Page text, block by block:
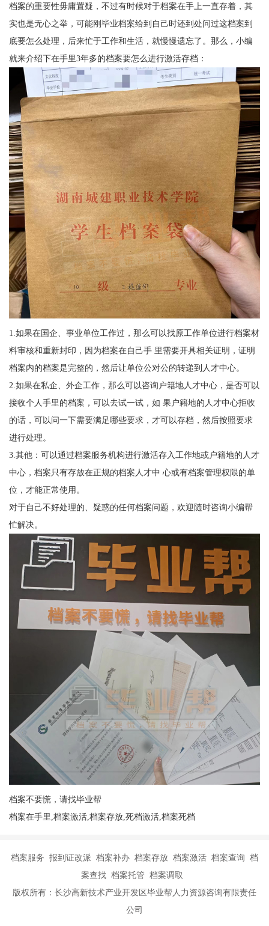
档案的重要性毋庸置疑，不过有时候对于档案在手上一直存着，其
实也是无心之举，可能刚毕业档案给到自己时还到处问过这档案到
底要怎么处理，后来忙于工作和生活，就慢慢遗忘了。那么，小编
就来介绍下在手里3年多的档案要怎么进行激活存档：
1.如果在国企、事业单位工作过，那么可以找原工作单位进行档案材
料审核和重新封印，因为档案在自己手 里需要开具相关证明，证明
档案内的档案是完整的，然后让单位公对公的转递到人才中心。
2.如果在私企、外企工作，那么可以咨询户籍地人才中心，是否可以
接收个人手里的档案，可以去试一试，如 果户籍地的人才中心拒收
的话，可以问一下需要满足哪些要求，才可以存档，然后按照要求
进行处理。
3.其他：可以通过档案服务机构进行激活存入工作地或户籍地的人才
中心，档案只有存放在正规的档案人才中 心或有档案管理权限的单
位，才能正常使用。
对于自己不好处理的、疑惑的任何档案问题，欢迎随时咨询小编帮
忙解决。
档案不要慌，请找毕业帮
档案在手里,档案激活,档案存放,死档激活,档案死档
档案服务 报到证改派 档案补办 档案存放 档案激活 档案查询 档
案查找 档案托管 档案调取
版权所有：长沙高新技术产业开发区毕业帮人力资源咨询有限责任
公司